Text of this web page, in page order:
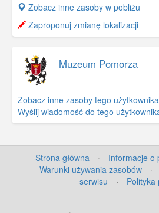
+
−
Zobacz inne zasoby w pobliżu
Zaproponuj zmianę lokalizacji
Muzeum Pomorza
Zobacz inne zasoby tego użytkownika
Wyślij wiadomość do tego
Strona główna · Informacje o
Warunki używania zasobów
·
serwisu
· Polityka